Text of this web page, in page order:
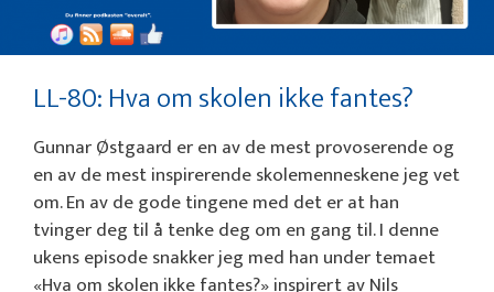
LL-80: Hva om skolen ikke fantes?
Gunnar Østgaard er en av de mest provoserende og
en av de mest inspirerende skolemenneskene jeg vet
om. En av de gode tingene med det er at han
tvinger deg til å tenke deg om en gang til. I denne
ukens episode snakker jeg med han under temaet
«Hva om skolen ikke fantes?» inspirert av Nils